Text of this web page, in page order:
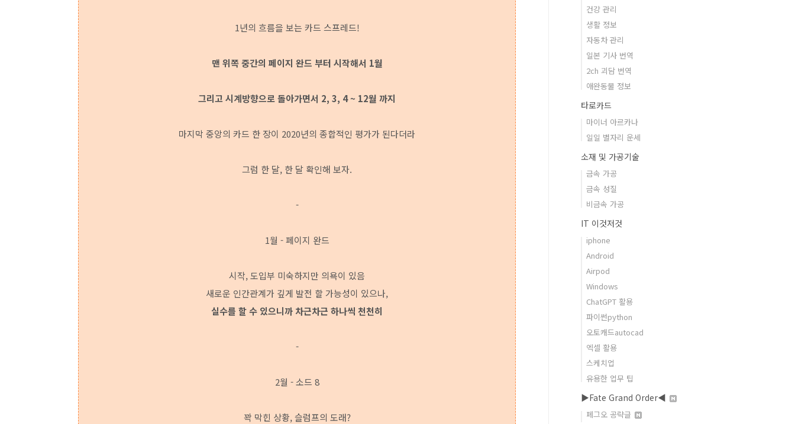
1년의 흐름을 보는 카드 스프레드!
맨 위쪽 중간의 페이지 완드 부터 시작해서 1월
그리고 시계방향으로 돌아가면서 2, 3, 4 ~ 12월 까지
마지막 중앙의 카드 한 장이 2020년의 종합적인 평가가 된다더라
그럼 한 달, 한 달 확인해 보자.
-
1월 - 페이지 완드
시작, 도입부 미숙하지만 의욕이 있음
새로운 인간관계가 깊게 발전 할 가능성이 있으나,
실수를 할 수 있으니까 차근차근 하나씩 천천히
-
2월 - 소드 8
꽉 막힌 상황, 슬럼프의 도래?
건강 관리
생활 정보
자동차 관리
일본 기사 번역
2ch 괴담 번역
애완동물 정보
타로카드
마이너 아르카나
일일 별자리 운세
소재 및 가공기술
금속 가공
금속 성질
비금속 가공
IT 이것저것
iphone
Android
Airpod
Windows
ChatGPT 활용
파이썬python
오토캐드autocad
엑셀 활용
스케치업
유용한 업무 팁
▶Fate Grand Order◀
페그오 공략글